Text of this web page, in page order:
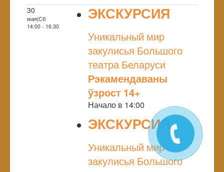
30
мая|Сб
14:00 - 16:30
ЭКСКУРСИЯ
Уникальный мир
закулисья Большого
театра Беларуси
Рэкамендаваны
ўзрост 14+
Начало в 14:00
ЭКСКУРСИЯ
Уникальный мир
закулисья Большого